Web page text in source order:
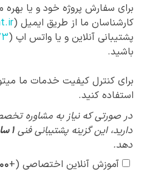
برای سفارش پروژه خود و یا بهره
کارشناسان ما از طریق ایمیل (
پشتیبانی آنلاین و یا واتس اپ (
باشید.
برای کنترل کیفیت خدمات ما
استفاده کنید.
پیشنهادات
ویژه
در صورتی که نیاز به مشاوره
دارید، این گزینه پشتیبانی فنی1 ساعته
دهد.
آموزش آنلاین اختصاصی (+